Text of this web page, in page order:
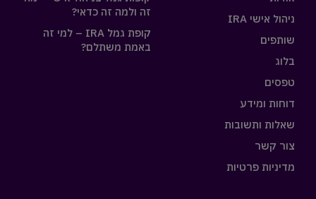
ניהול אישי IRA
שותפים
בלוג
טפסים
דוחות ומידע
שאלות ותשובות
צור קשר
מדיניות פרטיות
זה ולמה זה כדאי?
קופת גמל IRA – למי זה
באמת משתלם?